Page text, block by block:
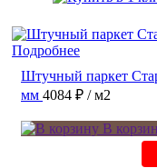
Подробнее
Штучный паркет
мм 4084 ₽ / м2
В